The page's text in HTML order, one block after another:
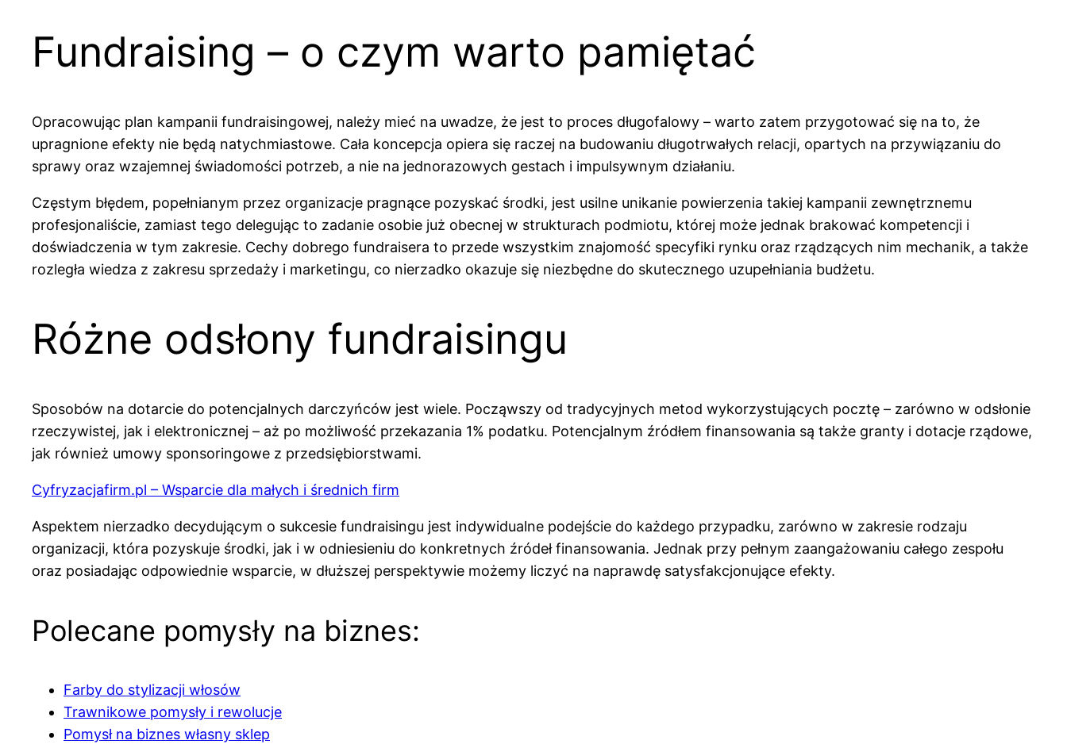
Fundraising – o czym warto pamiętać
Opracowując plan kampanii fundraisingowej, należy mieć na uwadze, że jest to proces długofalowy – warto zatem przygotować się na to, że
upragnione efekty nie będą natychmiastowe. Cała koncepcja opiera się raczej na budowaniu długotrwałych relacji, opartych na przywiązaniu do
sprawy oraz wzajemnej świadomości potrzeb, a nie na jednorazowych gestach i impulsywnym działaniu.
Częstym błędem, popełnianym przez organizacje pragnące pozyskać środki, jest usilne unikanie powierzenia takiej kampanii zewnętrznemu
profesjonaliście, zamiast tego delegując to zadanie osobie już obecnej w strukturach podmiotu, której może jednak brakować kompetencji i
doświadczenia w tym zakresie. Cechy dobrego fundraisera to przede wszystkim znajomość specyfiki rynku oraz rządzących nim mechanik, a także
rozległa wiedza z zakresu sprzedaży i marketingu, co nierzadko okazuje się niezbędne do skutecznego uzupełniania budżetu.
Różne odsłony fundraisingu
Sposobów na dotarcie do potencjalnych darczyńców jest wiele. Począwszy od tradycyjnych metod wykorzystujących pocztę – zarówno w odsłonie
rzeczywistej, jak i elektronicznej – aż po możliwość przekazania 1% podatku. Potencjalnym źródłem finansowania są także granty i dotacje rządowe,
jak również umowy sponsoringowe z przedsiębiorstwami.
Cyfryzacjafirm.pl – Wsparcie dla małych i średnich firm
Aspektem nierzadko decydującym o sukcesie fundraisingu jest indywidualne podejście do każdego przypadku, zarówno w zakresie rodzaju
organizacji, która pozyskuje środki, jak i w odniesieniu do konkretnych źródeł finansowania. Jednak przy pełnym zaangażowaniu całego zespołu
oraz posiadając odpowiednie wsparcie, w dłuższej perspektywie możemy liczyć na naprawdę satysfakcjonujące efekty.
Polecane pomysły na biznes:
Farby do stylizacji włosów
Trawnikowe pomysły i rewolucje
Pomysł na biznes własny sklep